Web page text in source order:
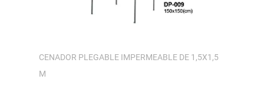
CENADOR PLEGABLE IMPERMEABLE DE 1,5X1,5
M